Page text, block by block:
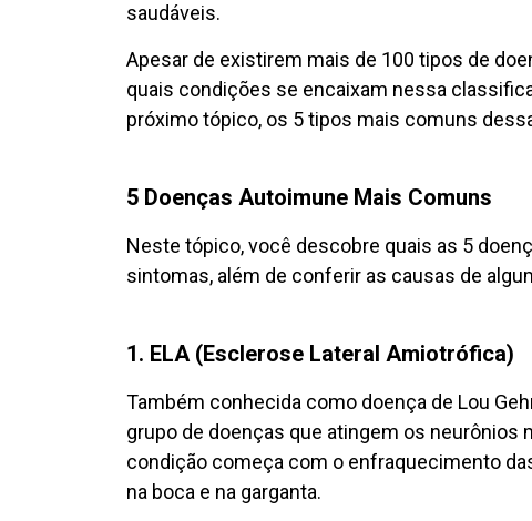
saudáveis.
Apesar de existirem mais de 100 tipos de
quais condições se encaixam nessa
próximo tópico, os 5 tipos mais comuns
5 Doenças Autoimune Mais Comuns
Neste tópico, você descobre quais as 5
sintomas, além de conferir as causas de
1. ELA (Esclerose Lateral Amiotrófica)
Também conhecida como doença de Lou
grupo de doenças que atingem os neurônios
condição começa com o enfraquecimento
na boca e na garganta.